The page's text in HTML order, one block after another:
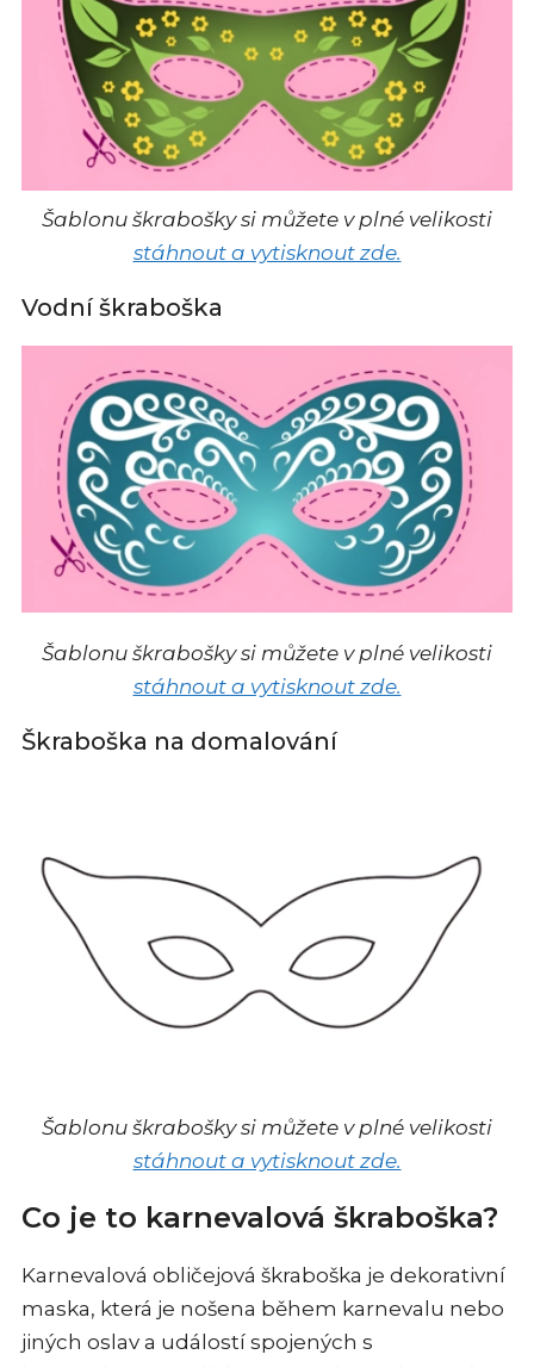
Šablonu škrabošky si můžete v plné velikosti
stáhnout a vytisknout zde.
Vodní škraboška
Šablonu škrabošky si můžete v plné velikosti
stáhnout a vytisknout zde.
Škraboška na domalování
Šablonu škrabošky si můžete v plné velikosti
stáhnout a vytisknout zde.
Co je to karnevalová škraboška?
Karnevalová obličejová škraboška je dekorativní
maska, která je nošena během karnevalu nebo
jiných oslav a událostí spojených s